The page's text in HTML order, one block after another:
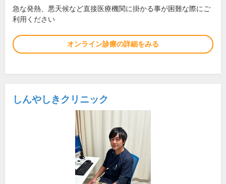
急な発熱、悪天候など直接医療機関に掛かる事が困難な際にご
利用ください
オンライン診療の詳細をみる
しんやしきクリニック